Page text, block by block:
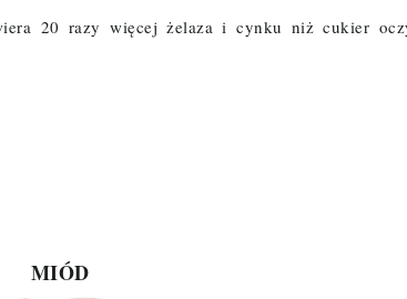
20 razy więcej żelaza i cynku niż cukier
MIÓD